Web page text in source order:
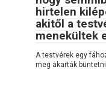
hirtelen
akitől a
menekültek
A testvérek egy
meg akarták